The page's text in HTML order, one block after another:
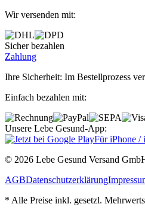
Wir versenden mit:
Sicher bezahlen
Zahlung
Ihre Sicherheit: Im Bestellprozess
Einfach bezahlen mit:
Unsere Lebe Gesund-App:
Für iPhone /
© 2026 Lebe Gesund Versand
AGBDatenschutzerklärung
* Alle Preise inkl. gesetzl.